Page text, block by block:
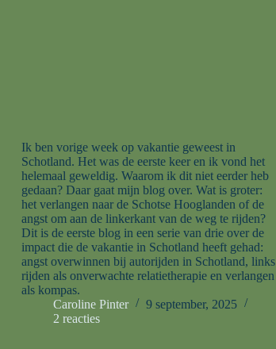
Ik ben vorige week op vakantie geweest in
Schotland. Het was de eerste keer en ik vond het
helemaal geweldig. Waarom ik dit niet eerder heb
gedaan? Daar gaat mijn blog over. Wat is groter:
het verlangen naar de Schotse Hooglanden of de
angst om aan de linkerkant van de weg te rijden?
Dit is de eerste blog in een serie van drie over de
impact die de vakantie in Schotland heeft gehad:
angst overwinnen bij autorijden in Schotland, links
rijden als onverwachte relatietherapie en verlangen
als kompas.
Caroline Pinter
9 september, 2025
2 reacties